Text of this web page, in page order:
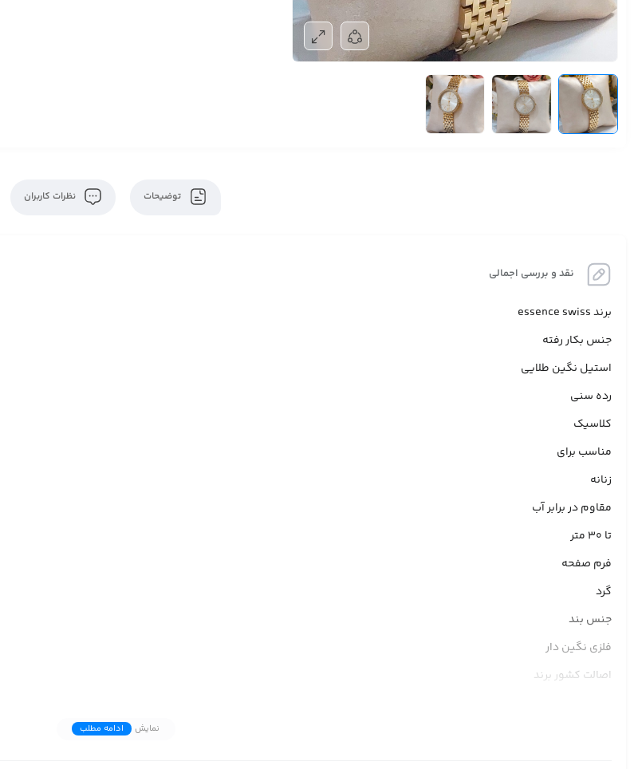
توضیحات نظرات کاربران
نقد و بررسی اجمالی
برند essence swiss
جنس بکار رفته
استیل نگین طلایی
رده سنی
کلاسیک
مناسب برای
زنانه
مقاوم در برابر آب
تا 30 متر
فرم صفحه
گرد
جنس بند
فلزی نگین دار
اصالت کشور برند
نمایش ادامه مطلب